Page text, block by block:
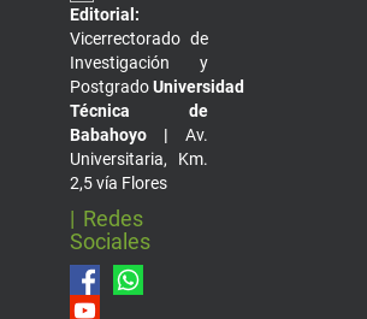
Editorial:
Vicerrectorado de
Investigación y
PostgradoUniversidad
Técnica de
Babahoyo | Av.
Universitaria, Km.
2,5 vía Flores
| Redes
Sociales